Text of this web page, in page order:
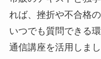
れば、挫折や不合格
いつでも質問できる
通信講座を活用しまし